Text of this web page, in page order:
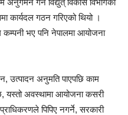
गर्न विद्युत् विकास विभागका
कार्यदल गठन गरिएको थियो ।
भए पनि नेपालमा आयोजना
उत्पादन अनुमति पाएपछि काम
छ, यस्तो अवस्थामा आयोजना कसरी
पिपिए नगर्ने, सरकारी